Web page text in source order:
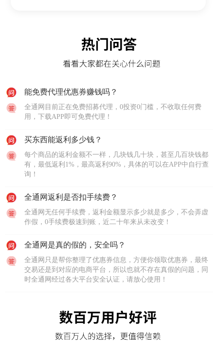
能免费代理优惠券赚钱吗？
全通网目前正在免费招募代理，0投资0门槛，不收取任何费
用，下载APP即可免费代理！
买东西能返利多少钱？
每个商品的返利金额不一样，几块钱几十块，甚至几百块钱都
有，最低返利1%，最高返利90%，具体的可以在APP中自行查
询！
全通网返利是否扣手续费？
全通网无任何手续费，返利金额显示多少就是多少，不会弄虚
作假，0手续费极速到账，近二十年来从未改变！
全通网是真的假的，安全吗？
全通网只是帮你整理了优惠券信息，方便你领取优惠券，最终
交易还是到对应的电商平台，所以也就不存在真假的问题，同
时全通网经过各大平台安全认证，请放心使用！